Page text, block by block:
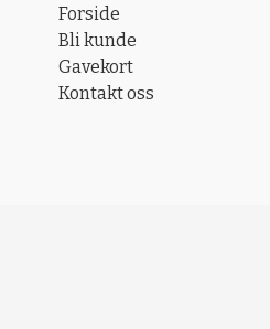
Forside
Bli kunde
Gavekort
Kontakt oss